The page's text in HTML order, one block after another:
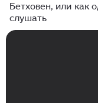
Бетховен, или как
слушать